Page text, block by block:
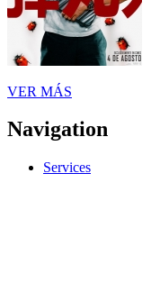
VER MÁS
Navigation
Services